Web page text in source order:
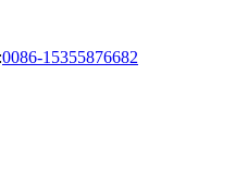
0086-15355876682